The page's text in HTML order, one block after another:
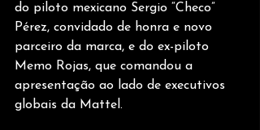
do piloto mexicano Sergio “Checo”
Pérez, convidado de honra e novo
parceiro da marca, e do ex-piloto
Memo Rojas, que comandou a
apresentação ao lado de executivos
globais da Mattel.